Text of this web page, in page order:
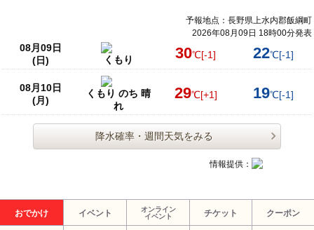
予報地点：長野県上水内郡飯綱町
2026年08月09日 18時00分発表
08月09日
(日)
くもり 30℃[-1] 22℃[-1]
08月10日
(月)
くもり のち 晴
れ
29℃[+1] 19℃[-1]
降水確率・週間天気をみる
情報提供：
おでかけ イベント
オンライン
イベント
チケット クーポン